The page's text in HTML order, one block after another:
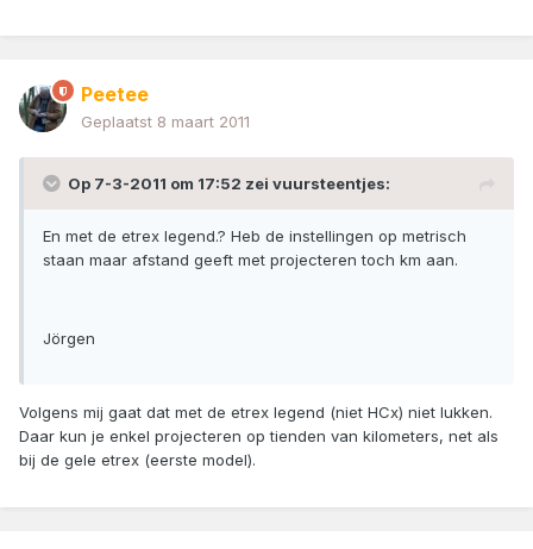
Peetee
Geplaatst 8 maart 2011
Op 7-3-2011 om 17:52 zei vuursteentjes:
En met de etrex legend.? Heb de instellingen op metrisch
staan maar afstand geeft met projecteren toch km aan.
Jörgen
Volgens mij gaat dat met de etrex legend (niet HCx) niet lukken.
Daar kun je enkel projecteren op tienden van kilometers, net als
bij de gele etrex (eerste model).